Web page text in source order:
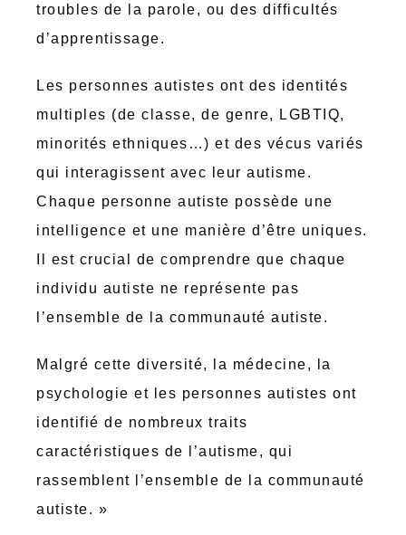
troubles de la parole, ou des difficultés
d’apprentissage.
Les personnes autistes ont des identités
multiples (de classe, de genre, LGBTIQ,
minorités ethniques…) et des vécus variés
qui interagissent avec leur autisme.
Chaque personne autiste possède une
intelligence et une manière d’être uniques.
Il est crucial de comprendre que chaque
individu autiste ne représente pas
l’ensemble de la communauté autiste.
Malgré cette diversité, la médecine, la
psychologie et les personnes autistes ont
identifié de nombreux traits
caractéristiques de l’autisme, qui
rassemblent l’ensemble de la communauté
autiste. »